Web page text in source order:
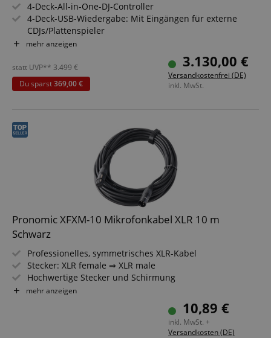
4-Deck-All-in-One-DJ-Controller
4-Deck-USB-Wiedergabe: Mit Eingängen für externe
CDJs/Plattenspieler
10,1-Zoll-Touchscreen: Übersichtliche und intuitive
Dedizierte Hardware-Tasten für Deck-Auswahl: Schnelles
Umschalten zwischen den Decks
Serato DJ kompatibel: Integration mit Serato DJ für
mehr anzeigen
3.130,00 €
Versandkostenfrei (DE)
inkl. MwSt.
statt UVP** 3.499 €
Du sparst369,00 €
Pronomic XFXM-10 Mikrofonkabel XLR 10 m
Schwarz
Professionelles, symmetrisches XLR-Kabel
Stecker: XLR female ⇒ XLR male
Hochwertige Stecker und Schirmung
Länge: 10m
mehr anzeigen
10,89 €
inkl. MwSt. +
Versandkosten (DE)